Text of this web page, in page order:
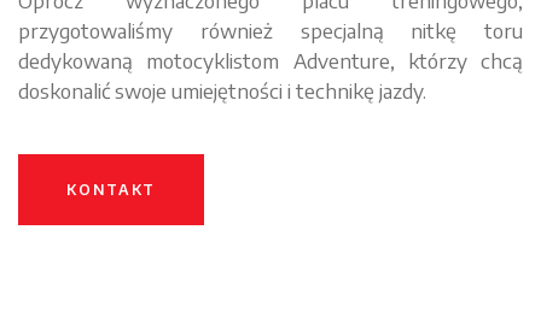
przygotowaliśmy również specjalną nitkę toru
dedykowaną motocyklistom Adventure, którzy chcą
doskonalić swoje umiejętności i technikę jazdy.
KONTAKT